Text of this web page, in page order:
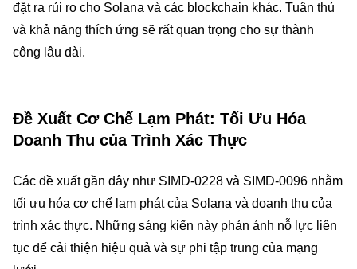
đặt ra rủi ro cho Solana và các blockchain khác. Tuân thủ
và khả năng thích ứng sẽ rất quan trọng cho sự thành
công lâu dài.
Đề Xuất Cơ Chế Lạm Phát: Tối Ưu Hóa
Doanh Thu của Trình Xác Thực
Các đề xuất gần đây như SIMD-0228 và SIMD-0096 nhằm
tối ưu hóa cơ chế lạm phát của Solana và doanh thu của
trình xác thực. Những sáng kiến này phản ánh nỗ lực liên
tục để cải thiện hiệu quả và sự phi tập trung của mạng